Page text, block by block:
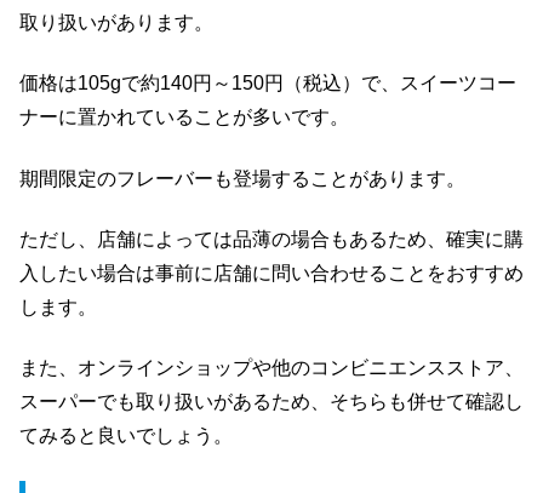
取り扱いがあります。
価格は105gで約140円～150円（税込）で、スイーツコー
ナーに置かれていることが多いです。
期間限定のフレーバーも登場することがあります。
ただし、店舗によっては品薄の場合もあるため、確実に購
入したい場合は事前に店舗に問い合わせることをおすすめ
します。
また、オンラインショップや他のコンビニエンスストア、
スーパーでも取り扱いがあるため、そちらも併せて確認し
てみると良いでしょう。